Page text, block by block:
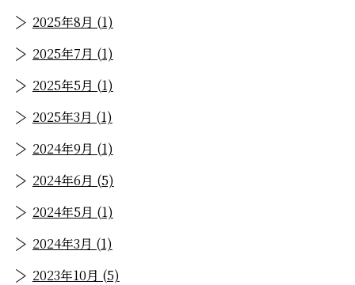
2025年8月 (1)
2025年7月 (1)
2025年5月 (1)
2025年3月 (1)
2024年9月 (1)
2024年6月 (5)
2024年5月 (1)
2024年3月 (1)
2023年10月 (5)